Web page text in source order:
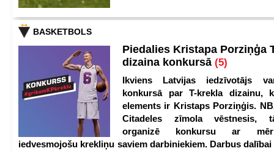
BASKETBOLS
Piedalies Kristapa Porziņģa
dizaina konkursā (5)
Ikviens Latvijas iedzīvotājs
konkursā par T-krekla dizainu,
elements ir Kristaps Porziņģis.
Citadeles zīmola vēstnesis,
organizē konkursu ar
iedvesmojošu krekliņu saviem darbiniekiem. Darbus